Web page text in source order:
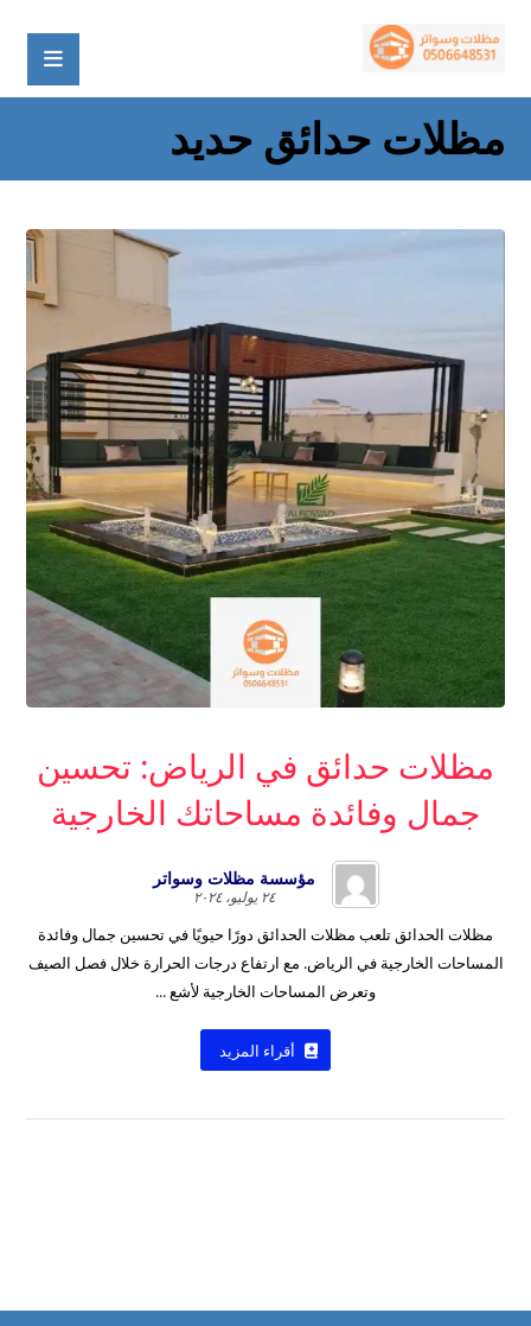
مظلات حدائق حديد
مظلات حدائق في الرياض: تحسين
جمال وفائدة مساحاتك الخارجية
مؤسسة مظلات وسواتر
٢٤ يوليو، ٢٠٢٤
مظلات الحدائق تلعب مظلات الحدائق دورًا حيويًا في تحسين جمال وفائدة
المساحات الخارجية في الرياض. مع ارتفاع درجات الحرارة خلال فصل الصيف
وتعرض المساحات الخارجية لأشع ...
أقراء المزيد